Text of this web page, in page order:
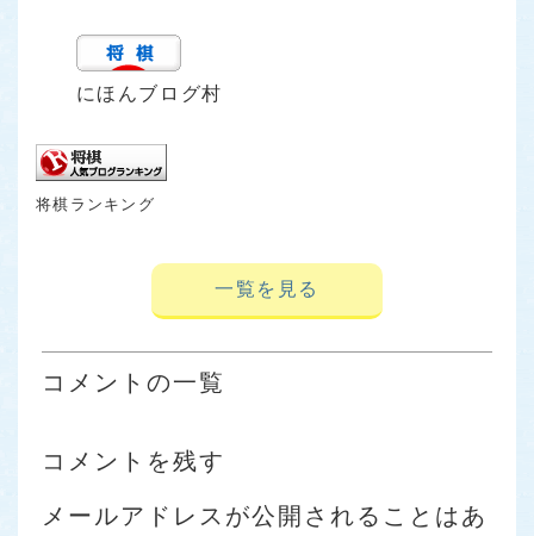
にほんブログ村
将棋ランキング
一覧を見る
コメントの一覧
コメントを残す
メールアドレスが公開されることはあ